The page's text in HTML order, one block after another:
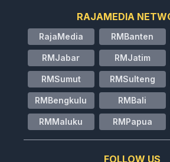
RAJAMEDIA
RajaMedia RMBanten
RMJabar RMJatim
RMSumut RMSulteng
RMBengkulu RMBali
RMMaluku RMPapua
FOLLOW US